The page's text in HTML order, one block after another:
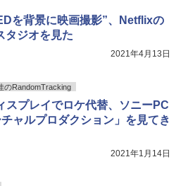
を背景に映画撮影”、Netflixの
タジオを見た
2021年4月13日
のRandomTracking
スプレイでロケ代替、ソニーPC
ャルプロダクション」を見てき
2021年1月14日